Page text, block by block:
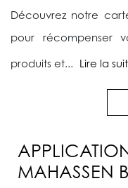
Découvrez notre
pour récompenser
produits et... Lire la
MAHASSEN